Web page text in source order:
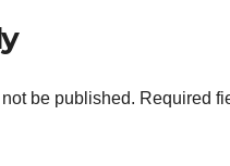
be published. Required